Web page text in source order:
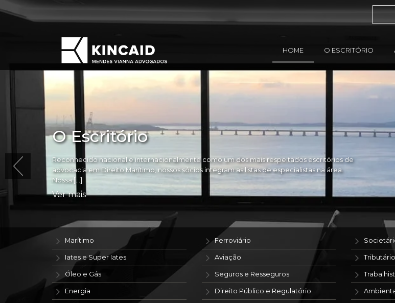
HOME O ESCRITÓRIO
O Escritório
Reconhecido nacional e internacionalmente como um dos mais respeitados escritórios de
advocacia em Direito Marítimo, nossos sócios integram as listas de especialistas na área.
Nossa […]
Ver mais
Marítimo
Iates e Super Iates
Óleo e Gás
Energia
Ferroviário
Aviação
Seguros e Resseguros
Direito Público e Regulatório